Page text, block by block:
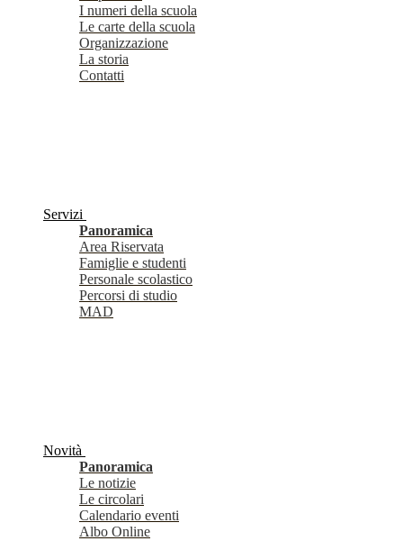
I numeri della scuola
Le carte della scuola
Organizzazione
La storia
Contatti
Servizi
Panoramica
Area Riservata
Famiglie e studenti
Personale scolastico
Percorsi di studio
MAD
Novità
Panoramica
Le notizie
Le circolari
Calendario eventi
Albo Online